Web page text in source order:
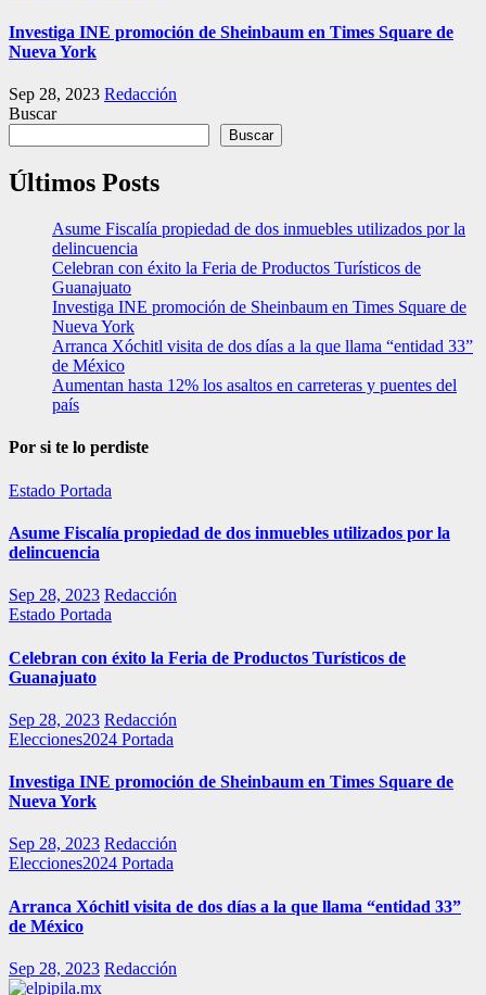
Investiga INE promoción de Sheinbaum en Times Square de
Nueva York
Sep 28, 2023 Redacción
Buscar
Buscar
Últimos Posts
Asume Fiscalía propiedad de dos inmuebles utilizados por la
delincuencia
Celebran con éxito la Feria de Productos Turísticos de
Guanajuato
Investiga INE promoción de Sheinbaum en Times Square de
Nueva York
Arranca Xóchitl visita de dos días a la que llama “entidad 33”
de México
Aumentan hasta 12% los asaltos en carreteras y puentes del
país
Por si te lo perdiste
Estado Portada
Asume Fiscalía propiedad de dos inmuebles utilizados por la
delincuencia
Sep 28, 2023 Redacción
Estado Portada
Celebran con éxito la Feria de Productos Turísticos de
Guanajuato
Sep 28, 2023 Redacción
Elecciones2024 Portada
Investiga INE promoción de Sheinbaum en Times Square de
Nueva York
Sep 28, 2023 Redacción
Elecciones2024 Portada
Arranca Xóchitl visita de dos días a la que llama “entidad 33”
de México
Sep 28, 2023 Redacción